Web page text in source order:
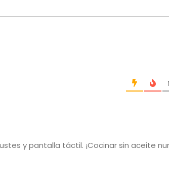
y pantalla táctil. ¡Cocinar sin aceite